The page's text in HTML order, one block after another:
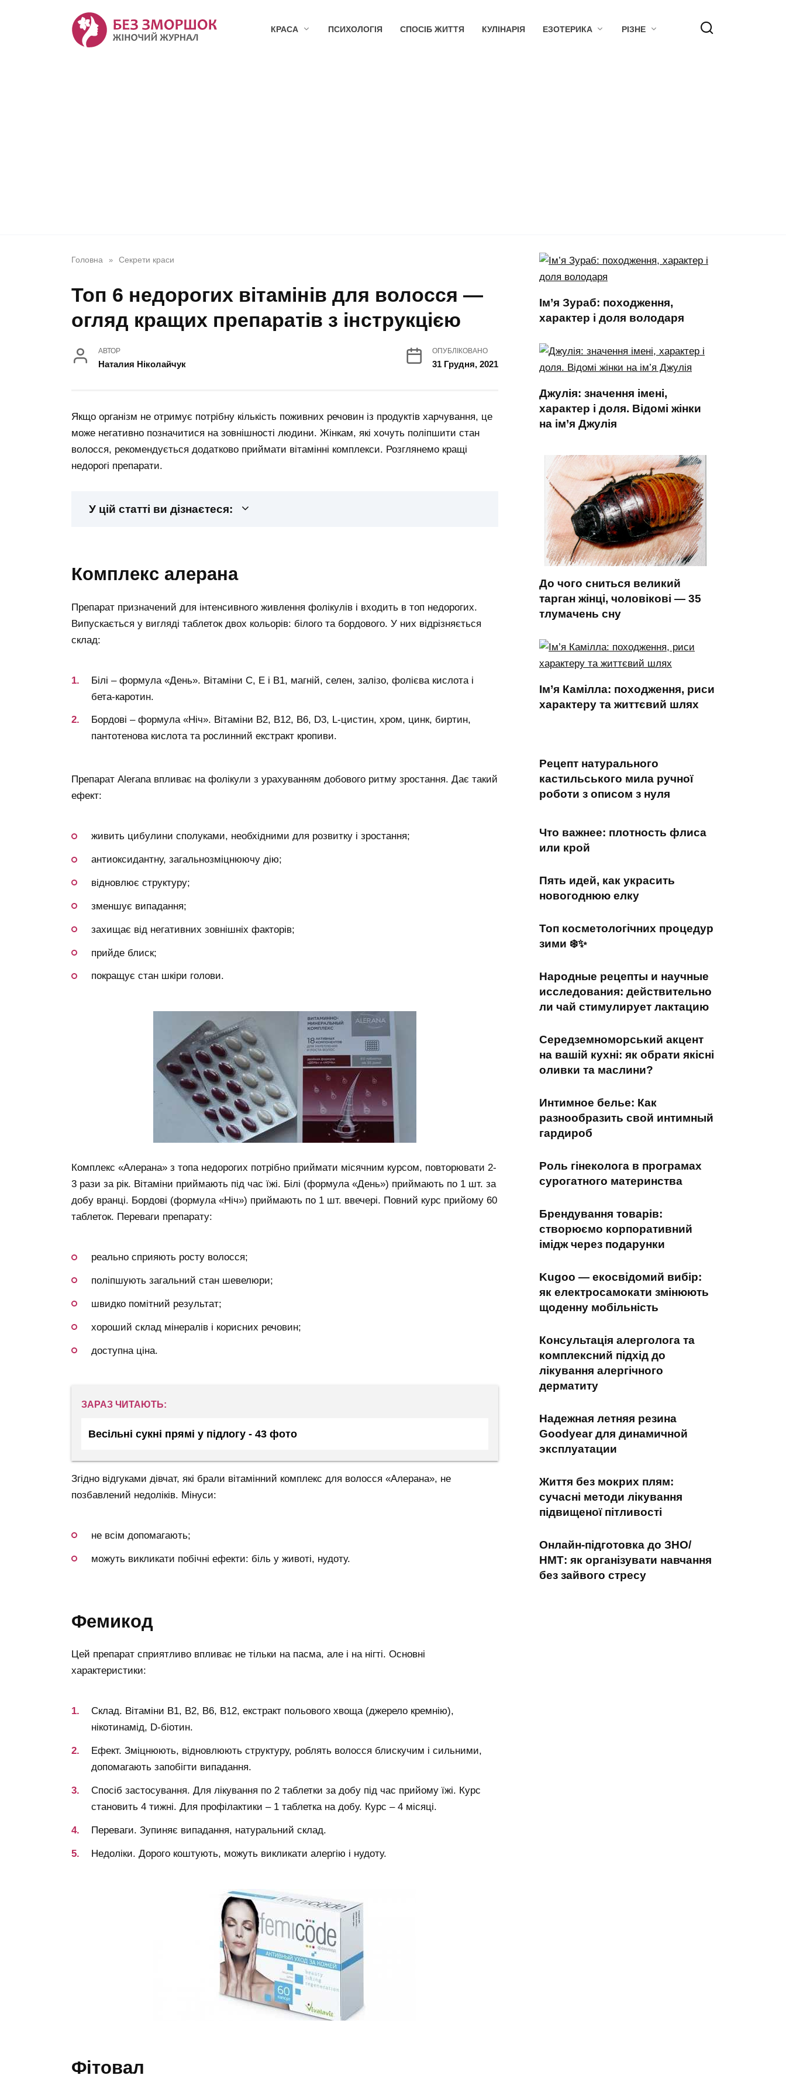
КРАСА ПСИХОЛОГІЯ СПОСІБ ЖИТТЯ КУЛІНАРІЯ ЕЗОТЕРИКА РІЗНЕ
Головна » Секрети краси
Топ 6 недорогих вітамінів для волосся —
огляд кращих препаратів з інструкцією
АВТОР
Наталия Ніколайчук
ОПУБЛІКОВАНО
31 Грудня, 2021
Якщо організм не отримує потрібну кількість поживних речовин із продуктів харчування, це
може негативно позначитися на зовнішності людини. Жінкам, які хочуть поліпшити стан
волосся, рекомендується додатково приймати вітамінні комплекси. Розглянемо кращі
недорогі препарати.
У цій статті ви дізнаєтеся:
комплекс алерана
Препарат призначений для інтенсивного живлення фолікулів і входить в топ недорогих.
Випускається у вигляді таблеток двох кольорів: білого та бордового. У них відрізняється
склад:
Білі – формула «День». Вітаміни С, Е і В1, магній, селен, залізо, фолієва кислота і
бета-каротин.
Бордові – формула «Ніч». Вітаміни В2, В12, В6, D3, L-цистин, хром, цинк, биртин,
пантотенова кислота та рослинний екстракт кропиви.
Препарат Alerana впливає на фолікули з урахуванням добового ритму зростання. Дає такий
ефект:
живить цибулини сполуками, необхідними для розвитку і зростання;
антиоксидантну, загальнозміцнюючу дію;
відновлює структуру;
зменшує випадання;
захищає від негативних зовнішніх факторів;
прийде блиск;
покращує стан шкіри голови.
Комплекс «Алерана» з топа недорогих потрібно приймати місячним курсом, повторювати 2-
3 рази за рік. Вітаміни приймають під час їжі. Білі (формула «День») приймають по 1 шт. за
добу вранці. Бордові (формула «Ніч») приймають по 1 шт. ввечері. Повний курс прийому 60
таблеток. Переваги препарату:
реально сприяють росту волосся;
поліпшують загальний стан шевелюри;
швидко помітний результат;
хороший склад мінералів і корисних речовин;
доступна ціна.
ЗАРАЗ ЧИТАЮТЬ:
Весільні сукні прямі у підлогу - 43 фото
Згідно відгуками дівчат, які брали вітамінний комплекс для волосся «Алерана», не
позбавлений недоліків. Мінуси:
не всім допомагають;
можуть викликати побічні ефекти: біль у животі, нудоту.
фемикод
Цей препарат сприятливо впливає не тільки на пасма, але і на нігті. Основні
характеристики:
Склад. Вітаміни В1, В2, В6, В12, екстракт польового хвоща (джерело кремнію),
нікотинамід, D-біотин.
Ефект. Зміцнюють, відновлюють структуру, роблять волосся блискучим і сильними,
допомагають запобігти випадання.
Спосіб застосування. Для лікування по 2 таблетки за добу під час прийому їжі. Курс
становить 4 тижні. Для профілактики – 1 таблетка на добу. Курс – 4 місяці.
Переваги. Зупиняє випадання, натуральний склад.
Недоліки. Дорого коштують, можуть викликати алергію і нудоту.
фітовал
Ім’я Зураб: походження,
характер і доля володаря
Джулія: значення імені,
характер і доля. Відомі жінки
на ім’я Джулія
До чого сниться великий
тарган жінці, чоловікові — 35
тлумачень сну
Ім’я Камілла: походження, риси
характеру та життєвий шлях
Рецепт натурального
кастильського мила ручної
роботи з описом з нуля
Что важнее: плотность флиса
или крой
Пять идей, как украсить
новогоднюю елку
Топ косметологічних процедур
зими ❄️✨
Народные рецепты и научные
исследования: действительно
ли чай стимулирует лактацию
Середземноморський акцент
на вашій кухні: як обрати якісні
оливки та маслини?
Интимное белье: Как
разнообразить свой интимный
гардироб
Роль гінеколога в програмах
сурогатного материнства
Брендування товарів:
створюємо корпоративний
імідж через подарунки
Kugoo — екосвідомий вибір:
як електросамокати змінюють
щоденну мобільність
Консультація алерголога та
комплексний підхід до
лікування алергічного
дерматиту
Надежная летняя резина
Goodyear для динамичной
эксплуатации
Життя без мокрих плям:
сучасні методи лікування
підвищеної пітливості
Онлайн-підготовка до ЗНО/
НМТ: як організувати навчання
без зайвого стресу